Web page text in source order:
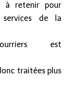
à retenir pour
services de la
est
traitées plus